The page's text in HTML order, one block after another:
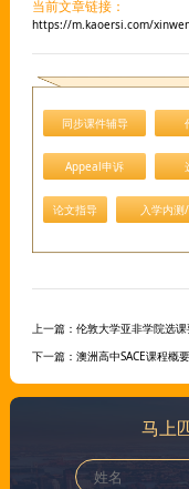
当前文章链接：
https://m.kaoersi.com/
同步课件辅导
Appeal申诉
论文指导 入学内测
上一篇： 伦敦大学亚非学院选
下一篇： 澳洲高中SACE课程概
马上